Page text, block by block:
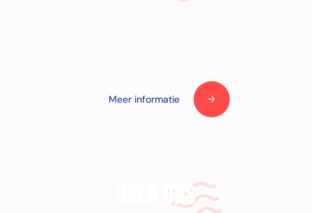
Meer informatie
OVER ONS